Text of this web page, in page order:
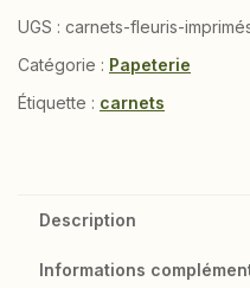
imprimé
UGS : carnets-fleuris-
Catégorie : Papeterie
Étiquette : carnets
Description
Informations